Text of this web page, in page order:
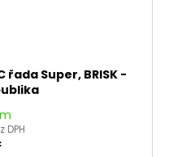
řada Super, BRISK -
DPH